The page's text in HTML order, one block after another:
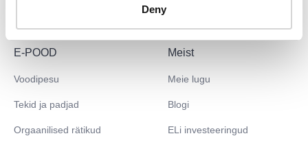
Deny
E-POOD
Voodipesu
Tekid ja padjad
Orgaanilised rätikud
Meist
Meie lugu
Blogi
ELi investeeringud
Seda saiti kaitseb reCAPTCHA ning kehtivad Google'i